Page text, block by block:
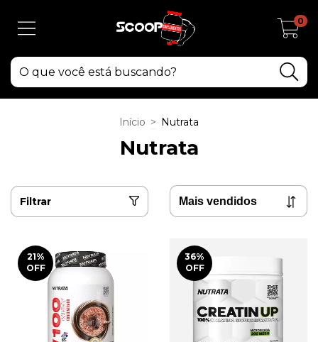
0
Início > Nutrata
Nutrata
Filtrar
21%
OFF
36%
OFF